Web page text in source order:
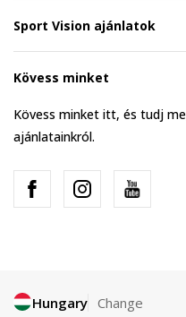
Sport Vision ajánlatok
Kövess minket
Kövess minket itt, és tudj
ajánlatainkról.
Hungary Change